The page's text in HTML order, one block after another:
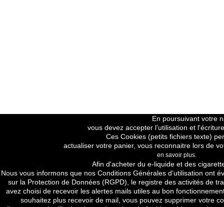
En poursuivant votre
vous devez accepter l’utilisation et
Ces Cookies (petits fichiers texte)
actualiser votre panier, vous reconnaitre lors de
en savoir plus.
Afin d'acheter du e-liquide et des
Nous vous informons que nos Conditions Générales d’utilisation ont
sur la Protection de Données (RGPD), le registre des activités de
avez choisi de recevoir les alertes mails utiles au bon
souhaitez plus recevoir de mail, vous pouvez supprimer votre